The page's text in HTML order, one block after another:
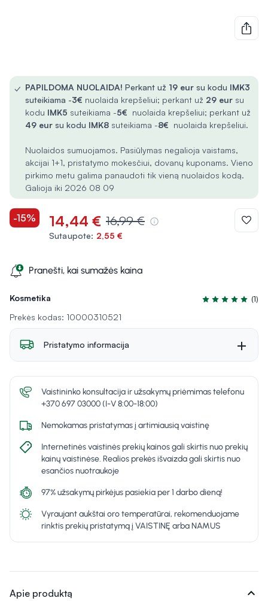
Kosmetika
Įvertinimas 5.0
(1)
Prekės kodas: 10000310521
✓ PAPILDOMA NUOLAIDA! Perkant už 19 eur su kodu IMK3
suteikiama -3€ nuolaida krepšeliui; perkant už 29 eur su
kodu IMK5 suteikiama -5€ nuolaida krepšeliui; perkant už
49 eur su kodu IMK8 suteikiama -8€ nuolaida krepšeliui.
Nuolaidos sumuojamos. Pasiūlymas negalioja vaistams,
akcijai 1+1, pristatymo mokesčiui, dovanų kuponams. Vieno
pirkimo metu galima panaudoti tik vieną nuolaidos kodą.
Galioja iki 2026 08 09
-15% 14,44 € 16,99 €
Sutaupote: 2,55 €
Pranešti, kai sumažės kaina
Pristatymo informacija
Vaistininko konsultacija ir užsakymų priėmimas telefonu
+370 697 03000 (I-V 8:00-18:00)
Nemokamas pristatymas į artimiausią vaistinę
Internetinės vaistinės prekių kainos gali skirtis nuo prekių
kainų vaistinėse. Realios prekės išvaizda gali skirtis nuo
esančios nuotraukoje
97% užsakymų pirkėjus pasiekia per 1 darbo dieną!
Vyraujant aukštai oro temperatūrai, rekomenduojame
rinktis prekių pristatymą į VAISTINĘ arba NAMUS
Apie produktą expand_more